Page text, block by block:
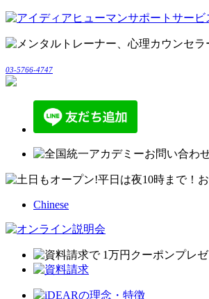
03-5766-4747
Chinese